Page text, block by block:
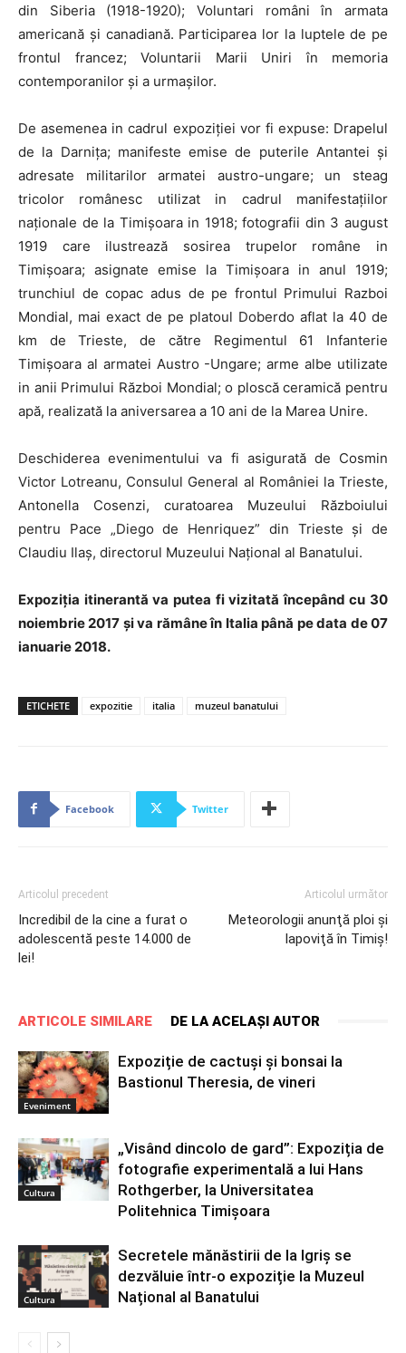
din Siberia (1918-1920); Voluntari români în armata
americană și canadiană. Participarea lor la luptele de pe
frontul francez; Voluntarii Marii Uniri în memoria
contemporanilor şi a urmaşilor.
De asemenea in cadrul expoziției vor fi expuse: Drapelul
de la Darnița; manifeste emise de puterile Antantei și
adresate militarilor armatei austro-ungare; un steag
tricolor românesc utilizat in cadrul manifestațiilor
naționale de la Timișoara in 1918; fotografii din 3 august
1919 care ilustrează sosirea trupelor române in
Timișoara; asignate emise la Timișoara in anul 1919;
trunchiul de copac adus de pe frontul Primului Razboi
Mondial, mai exact de pe platoul Doberdo aflat la 40 de
km de Trieste, de către Regimentul 61 Infanterie
Timișoara al armatei Austro -Ungare; arme albe utilizate
in anii Primului Război Mondial; o ploscă ceramică pentru
apă, realizată la aniversarea a 10 ani de la Marea Unire.
Deschiderea evenimentului va fi asigurată de Cosmin
Victor Lotreanu, Consulul General al României la Trieste,
Antonella Cosenzi, curatoarea Muzeului Războiului
pentru Pace „Diego de Henriquez” din Trieste și de
Claudiu Ilaş, directorul Muzeului Naţional al Banatului.
Expoziţia itinerantă va putea fi vizitată începând cu 30
noiembrie 2017 și va rămâne în Italia până pe data de 07
ianuarie 2018.
ETICHETE expozitie italia muzeul banatului
Facebook Twitter
Articolul precedent
Incredibil de la cine a furat o
adolescentă peste 14.000 de
lei!
Articolul următor
Meteorologii anunţă ploi şi
lapoviţă în Timiş!
ARTICOLE SIMILARE DE LA ACELAȘI AUTOR
Eveniment
Expoziție de cactuși și bonsai la
Bastionul Theresia, de vineri
Cultura
„Visând dincolo de gard”: Expoziția de
fotografie experimentală a lui Hans
Rothgerber, la Universitatea
Politehnica Timișoara
Cultura
Secretele mănăstirii de la Igriș se
dezvăluie într-o expoziție la Muzeul
Național al Banatului